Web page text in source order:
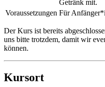
Getränk mit.
Voraussetzungen Für
Der Kurs ist bereits
uns bitte trotzdem, damit wir
können.
Kursort